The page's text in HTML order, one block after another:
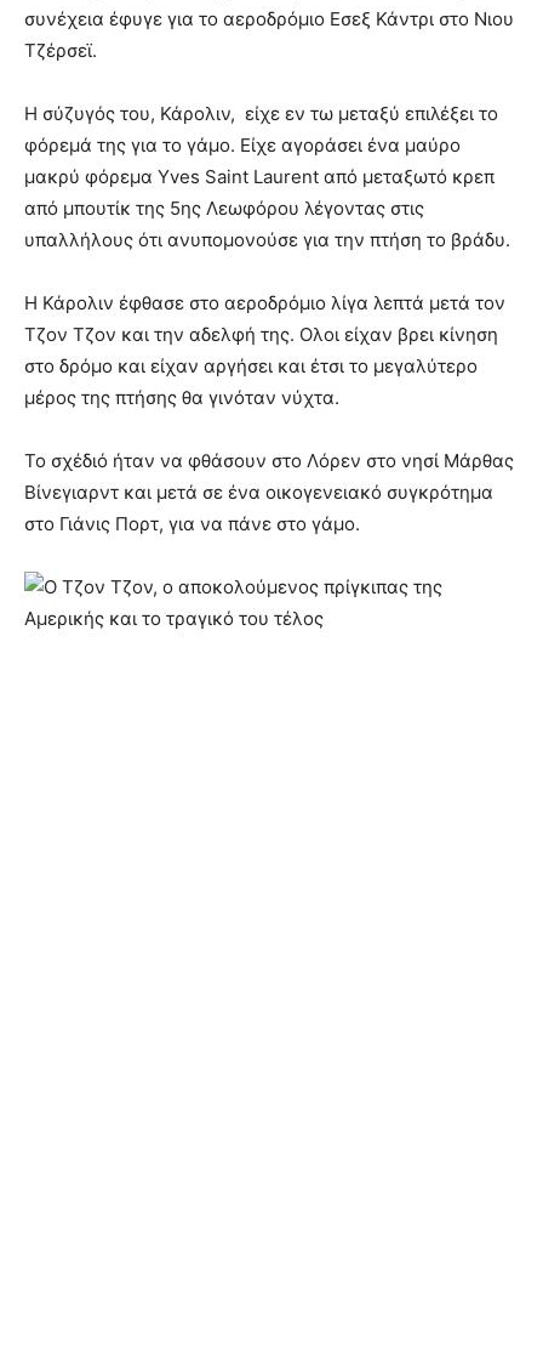
συνέχεια έφυγε για το αεροδρόμιο Εσεξ Κάντρι στο Νιου
Τζέρσεϊ.
Η σύζυγός του, Κάρολιν, είχε εν τω μεταξύ επιλέξει το
φόρεμά της για το γάμο. Είχε αγοράσει ένα μαύρο
μακρύ φόρεμα Yves Saint Laurent από μεταξωτό κρεπ
από μπουτίκ της 5ης Λεωφόρου λέγοντας στις
υπαλλήλους ότι ανυπομονούσε για την πτήση το βράδυ.
Η Κάρολιν έφθασε στο αεροδρόμιο λίγα λεπτά μετά τον
Τζον Τζον και την αδελφή της. Ολοι είχαν βρει κίνηση
στο δρόμο και είχαν αργήσει και έτσι το μεγαλύτερο
μέρος της πτήσης θα γινόταν νύχτα.
Το σχέδιό ήταν να φθάσουν στο Λόρεν στο νησί Μάρθας
Βίνεγιαρντ και μετά σε ένα οικογενειακό συγκρότημα
στο Γιάνις Πορτ, για να πάνε στο γάμο.